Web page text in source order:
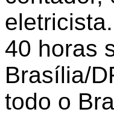
40 horas
Brasília/
todo o